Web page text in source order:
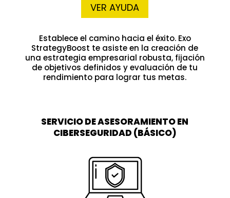
VER AYUDA
Establece el camino hacia el éxito. Exo
StrategyBoost te asiste en la creación de
una estrategia empresarial robusta, fijación
de objetivos definidos y evaluación de tu
rendimiento para lograr tus metas.
SERVICIO DE ASESORAMIENTO EN
CIBERSEGURIDAD (BÁSICO)